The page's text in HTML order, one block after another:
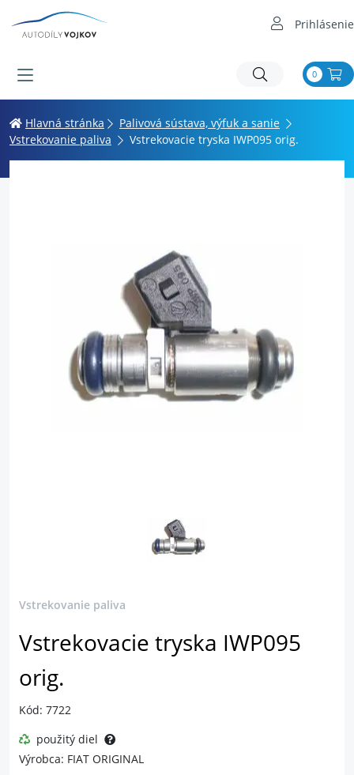
Prihlásenie
0
Hlavná stránka
Palivová sústava, výfuk a sanie
Vstrekovanie paliva
Vstrekovacie tryska IWP095 orig.
Vstrekovanie paliva
Vstrekovacie tryska IWP095
orig.
Kód: 7722
použitý diel
Výrobca: FIAT ORIGINAL